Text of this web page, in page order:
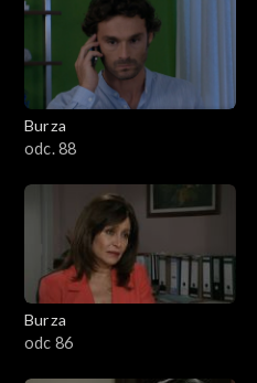
Burza
odc. 88
Burza
odc 86